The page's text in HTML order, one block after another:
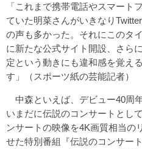
「これまで携帯電話やスマート
ていた明菜さんがいきなり
の声も多かった。それにこのタ
に新たな公式サイト開設、さら
定という動きにも違和感を覚え
す」（スポーツ紙の芸能記者）
中森といえば、デビュー40周
いまだに伝説のコンサートとし
ンサートの映像を4K画質相当の
せた特別番組『伝説のコンサー